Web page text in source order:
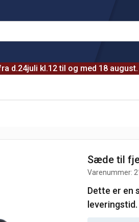
d.24juli kl.12 til og med 18 august.
Sæde til
Varenummer:
Dette er en
leveringstid.